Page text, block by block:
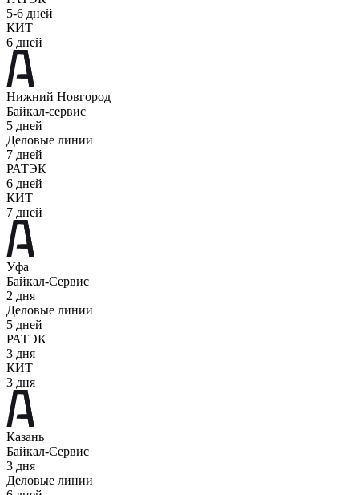
5-6 дней
КИТ
6 дней
Нижний Новгород
Байкал-сервис
5 дней
Деловые линии
7 дней
РАТЭК
6 дней
КИТ
7 дней
Уфа
Байкал-Сервис
2 дня
Деловые линии
5 дней
РАТЭК
3 дня
КИТ
3 дня
Казань
Байкал-Сервис
3 дня
Деловые линии